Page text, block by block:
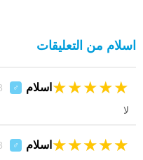
اسلام من التعليقات
اسلام ♂ ★
★
★
★
★
لا
اسلام ♂ ★
★
★
★
★